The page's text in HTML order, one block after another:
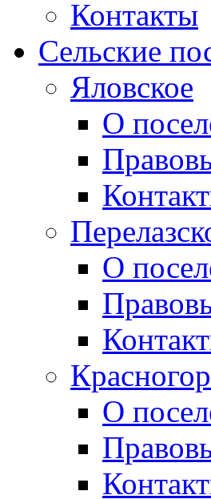
Контакты
Сельские
Яловское
О
О
О